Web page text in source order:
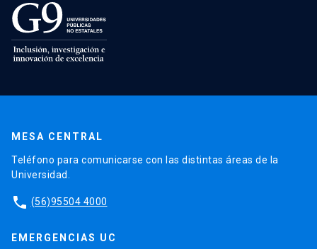
MESA CENTRAL
Teléfono para comunicarse con las distintas áreas de la
Universidad.
phone (56)95504 4000
EMERGENCIAS UC